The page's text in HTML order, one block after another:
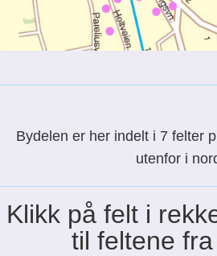
Bydelen er her indelt i 7 felter
utenfor i
Klikk på felt i
til feltene